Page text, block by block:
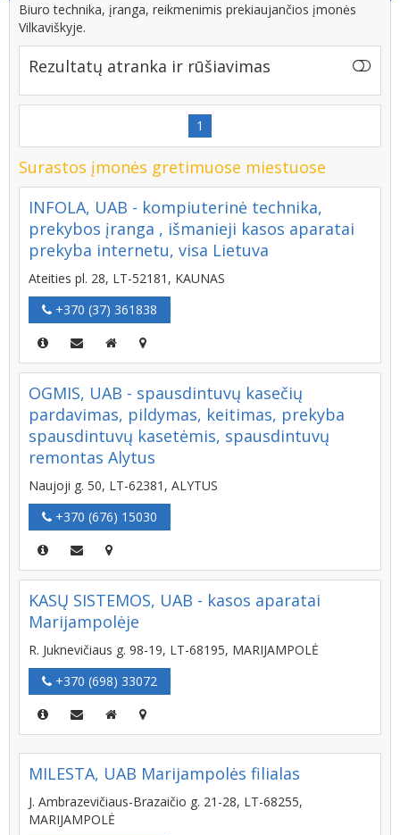
Biuro technika, įranga, reikmenimis prekiaujančios įmonės
Vilkaviškyje.
Rezultatų atranka ir rūšiavimas
1
Surastos įmonės gretimuose miestuose
INFOLA, UAB - kompiuterinė technika,
prekybos įranga , išmanieji kasos aparatai
prekyba internetu, visa Lietuva
Ateities pl. 28, LT-52181, KAUNAS
+370 (37) 361838
OGMIS, UAB - spausdintuvų kasečių
pardavimas, pildymas, keitimas, prekyba
spausdintuvų kasetėmis, spausdintuvų
remontas Alytus
Naujoji g. 50, LT-62381, ALYTUS
+370 (676) 15030
KASŲ SISTEMOS, UAB - kasos aparatai
Marijampolėje
R. Juknevičiaus g. 98-19, LT-68195, MARIJAMPOLĖ
+370 (698) 33072
MILESTA, UAB Marijampolės filialas
J. Ambrazevičiaus-Brazaičio g. 21-28, LT-68255,
MARIJAMPOLĖ